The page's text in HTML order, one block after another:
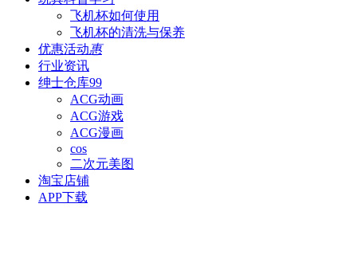
飞机杯如何使用
飞机杯的清洗与保养
优惠活动惠
行业资讯
绅士仓库99
ACG动画
ACG游戏
ACG漫画
cos
二次元美图
淘宝店铺
APP下载